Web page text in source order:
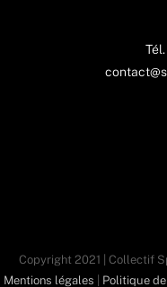
Copyright 2021 | Collectif
Mentions légales
Politique